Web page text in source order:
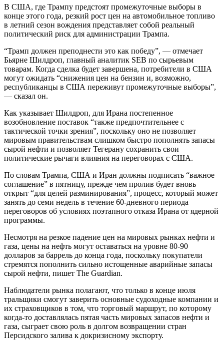
В США, где Трампу предстоят промежуточные выборы в
конце этого года, резкий рост цен на автомобильное топливо
в летний сезон вождения представляет собой реальный
политический риск для администрации Трампа.
“Трамп должен преподнести это как победу”, — отмечает
Бьярне Шилдроп, главный аналитик SEB по сырьевым
товарам. Когда сделка будет завершена, потребители в США
могут ожидать “снижения цен на бензин и, возможно,
республиканцы в США переживут промежуточные выборы”,
— сказал он.
Как указывает Шилдроп, для Ирана постепенное
возобновление поставок “также предпочтительнее с
тактической точки зрения”, поскольку оно не позволяет
мировым правительствам слишком быстро пополнять запасы
сырой нефти и позволяет Тегерану сохранить свои
политические рычаги влияния на переговорах с США.
По словам Трампа, США и Иран должны подписать “важное
соглашение” в пятницу, прежде чем пролив будет вновь
открыт “для целей разминирования”, процесс, который может
занять до семи недель в течение 60-дневного периода
переговоров об условиях поэтапного отказа Ирана от ядерной
программы.
Несмотря на резкое падение цен на мировых рынках нефти и
газа, цены на нефть могут оставаться на уровне 80-90
долларов за баррель до конца года, поскольку покупатели
стремятся пополнить сильно истощенные аварийные запасы
сырой нефти, пишет The Guardian.
Наблюдатели рынка полагают, что только в конце июля
тральщики смогут заверить основные судоходные компании и
их страховщиков в том, что торговый маршрут, по которому
когда-то доставлялась пятая часть мировых запасов нефти и
газа, сыграет свою роль в долгом возвращении стран
Персидского залива к докризисному экспорту.